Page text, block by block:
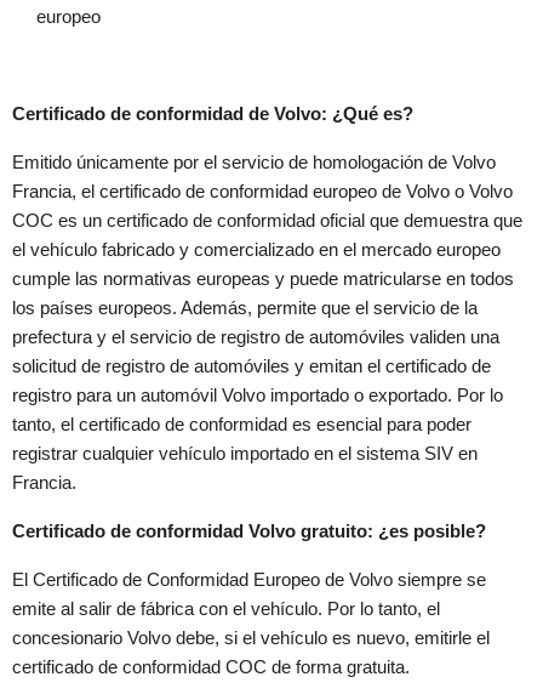
europeo
Certificado de conformidad de Volvo: ¿Qué es?
Emitido únicamente por el servicio de homologación de Volvo
Francia, el certificado de conformidad europeo de Volvo o Volvo
COC es un certificado de conformidad oficial que demuestra que
el vehículo fabricado y comercializado en el mercado europeo
cumple las normativas europeas y puede matricularse en todos
los países europeos. Además, permite que el servicio de la
prefectura y el servicio de registro de automóviles validen una
solicitud de registro de automóviles y emitan el certificado de
registro para un automóvil Volvo importado o exportado. Por lo
tanto, el certificado de conformidad es esencial para poder
registrar cualquier vehículo importado en el sistema SIV en
Francia.
Certificado de conformidad Volvo gratuito: ¿es posible?
El Certificado de Conformidad Europeo de Volvo siempre se
emite al salir de fábrica con el vehículo. Por lo tanto, el
concesionario Volvo debe, si el vehículo es nuevo, emitirle el
certificado de conformidad COC de forma gratuita.